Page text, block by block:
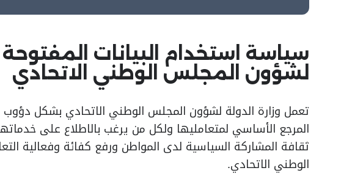
سياسة استخدام البيانات
لشؤون المجلس الوطني الاتحادي
تعمل وزارة الدولة لشؤون المجلس الوطني الاتحادي بشكل
المرجع الأساسي لمتعامليها ولكل من يرغب بالاطلاع على
ثقافة المشاركة السياسية لدى المواطن ورفع كفائة وفعالية
الوطني الاتحادي.